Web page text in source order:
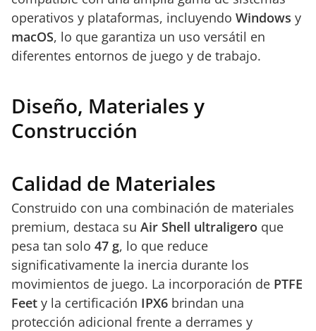
operativos y plataformas, incluyendo Windows y
macOS, lo que garantiza un uso versátil en
diferentes entornos de juego y de trabajo.
Diseño, Materiales y
Construcción
Calidad de Materiales
Construido con una combinación de materiales
premium, destaca su Air Shell ultraligero que
pesa tan solo 47 g, lo que reduce
significativamente la inercia durante los
movimientos de juego. La incorporación de PTFE
Feet y la certificación IPX6 brindan una
protección adicional frente a derrames y